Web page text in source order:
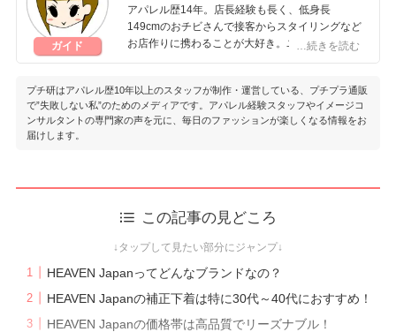
ガイド
アパレル歴14年。店長経験も長く、低身長
149cmのおチビさんで接客からスタイリングなど
お店作りに携わることが大好き。ユニクロ・GU
好きで、週末はしまパトならぬユニパト♡ファッ
ど知識は幅広く、豆知識なら右に出るもの無し！
笑
…続きを読む
プチ研はアパレル歴10年以上のスタッフが制作・運営している、プチプラ通販
で”失敗しない私”のためのメディアです。アパレル経験スタッフやイメージコ
ンサルタントの専門家の声を元に、毎日のファッションが楽しくなる情報をお
届けします。
この記事の見どころ
HEAVEN Japanってどんなブランドなの？
HEAVEN Japanの補正下着は特に30代～40代におすすめ！
HEAVEN Japanの価格帯は高品質でリーズナブル！